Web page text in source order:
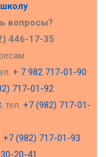
вопросы?
446-17-35
+ 7 982 717-01-90
717-01-92
, тел. +7 (982) 717-01-
+7 (982) 717-01-93
20-41